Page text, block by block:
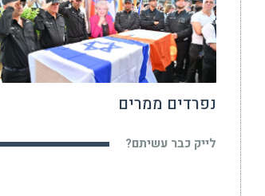
נפרדים ממרים
לייק כבר עשיתם?